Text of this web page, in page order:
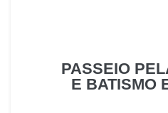
PASSEIO
E BATISMO